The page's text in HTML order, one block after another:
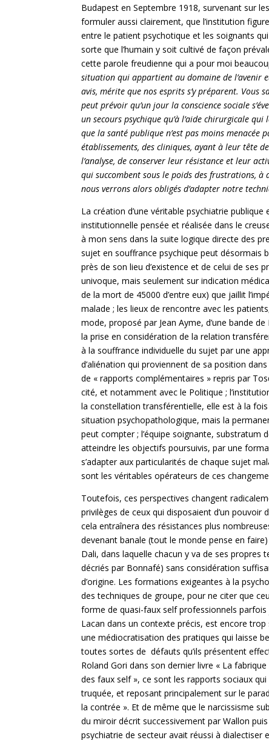
Budapest en Septembre 1918, survenant sur
formuler aussi clairement, que l’institution
entre le patient psychotique et les soignants
sorte que l’humain y soit cultivé de façon
cette parole freudienne qui a pour moi
situation qui appartient au domaine de l’avenir
avis, mérite que nos esprits s’y préparent. Vous
peut prévoir qu’un jour la conscience sociale
un secours psychique qu’à l’aide chirurgicale
que la santé publique n’est pas moins
établissements, des cliniques, ayant à leur tête
l’analyse, de conserver leur résistance et leur
qui succombent sous le poids des frustrations, à
nous verrons alors obligés d’adapter notre
La création d’une véritable psychiatrie
institutionnelle pensée et réalisée dans le
à mon sens dans la suite logique directe des
sujet en souffrance psychique peut désormais
près de son lieu d’existence et de celui de
univoque, mais seulement sur indication
de la mort de 45000 d’entre eux) que jaillit
malade ; les lieux de rencontre avec les
mode, proposé par Jean Ayme, d’une bande
la prise en considération de la relation
à la souffrance individuelle du sujet par une
d’aliénation qui proviennent de sa position
de « rapports complémentaires » repris par
cité, et notamment avec le Politique ;
la constellation transférentielle, elle est à la
situation psychopathologique, mais la
peut compter ; l’équipe soignante,
atteindre les objectifs poursuivis, par une
s’adapter aux particularités de chaque sujet
sont les véritables opérateurs de ces
Toutefois, ces perspectives changent
privilèges de ceux qui disposaient d’un
cela entraînera des résistances plus
devenant banale (tout le monde pense en
Dali, dans laquelle chacun y va de ses
décriés par Bonnafé) sans considération
d’origine. Les formations exigeantes à la
des techniques de groupe, pour ne citer que
forme de quasi-faux self professionnels parfois
Lacan dans un contexte précis, est encore
une médiocratisation des pratiques qui laisse
toutes sortes de défauts qu’ils présentent
Roland Gori dans son dernier livre « La
des faux self », ce sont les rapports sociaux
truquée, et reposant principalement sur le
la contrée ». Et de même que le narcissisme
du miroir décrit successivement par Wallon
psychiatrie de secteur avait réussi à